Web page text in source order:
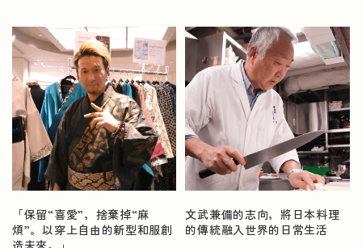
按地區搜尋
按行業搜尋
NEWS
「保留“喜愛”，捨棄掉“麻
煩”。以穿上自由的新型和服創
文武兼備的志向，將日本料理
的傳統融入世界的日常生活